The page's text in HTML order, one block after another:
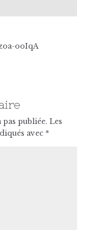
ooIqA
pas publiée. Les
avec *